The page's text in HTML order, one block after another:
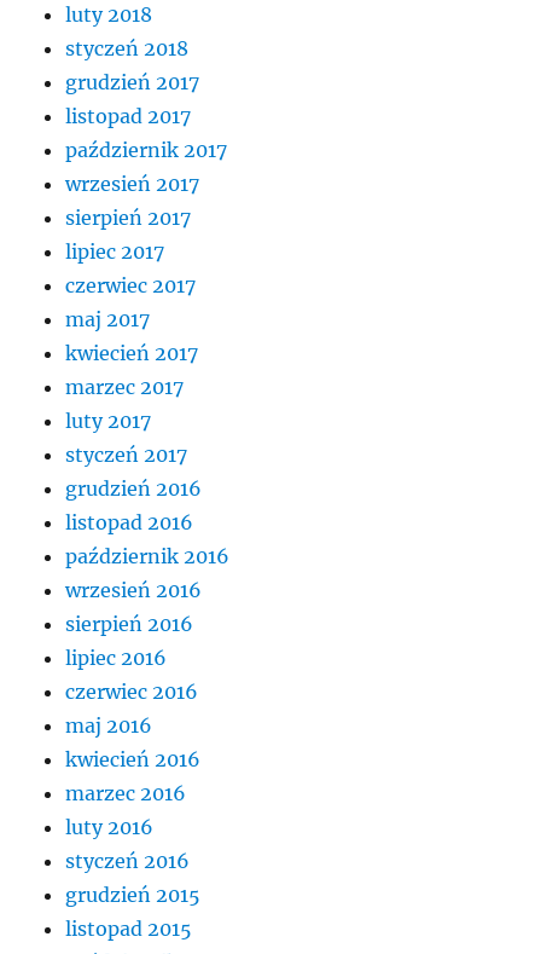
luty 2018
styczeń 2018
grudzień 2017
listopad 2017
październik 2017
wrzesień 2017
sierpień 2017
lipiec 2017
czerwiec 2017
maj 2017
kwiecień 2017
marzec 2017
luty 2017
styczeń 2017
grudzień 2016
listopad 2016
październik 2016
wrzesień 2016
sierpień 2016
lipiec 2016
czerwiec 2016
maj 2016
kwiecień 2016
marzec 2016
luty 2016
styczeń 2016
grudzień 2015
listopad 2015